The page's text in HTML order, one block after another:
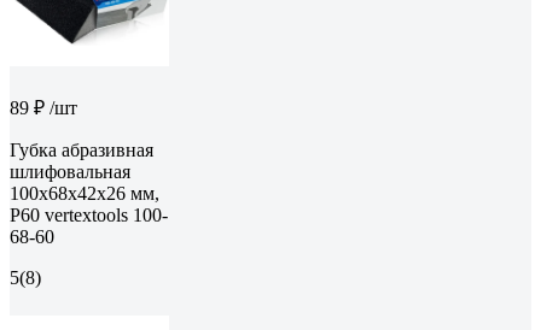
89 ₽ /шт
Губка абразивная
шлифовальная
100x68x42x26 мм,
P60 vertextools 100-
68-60
5(8)